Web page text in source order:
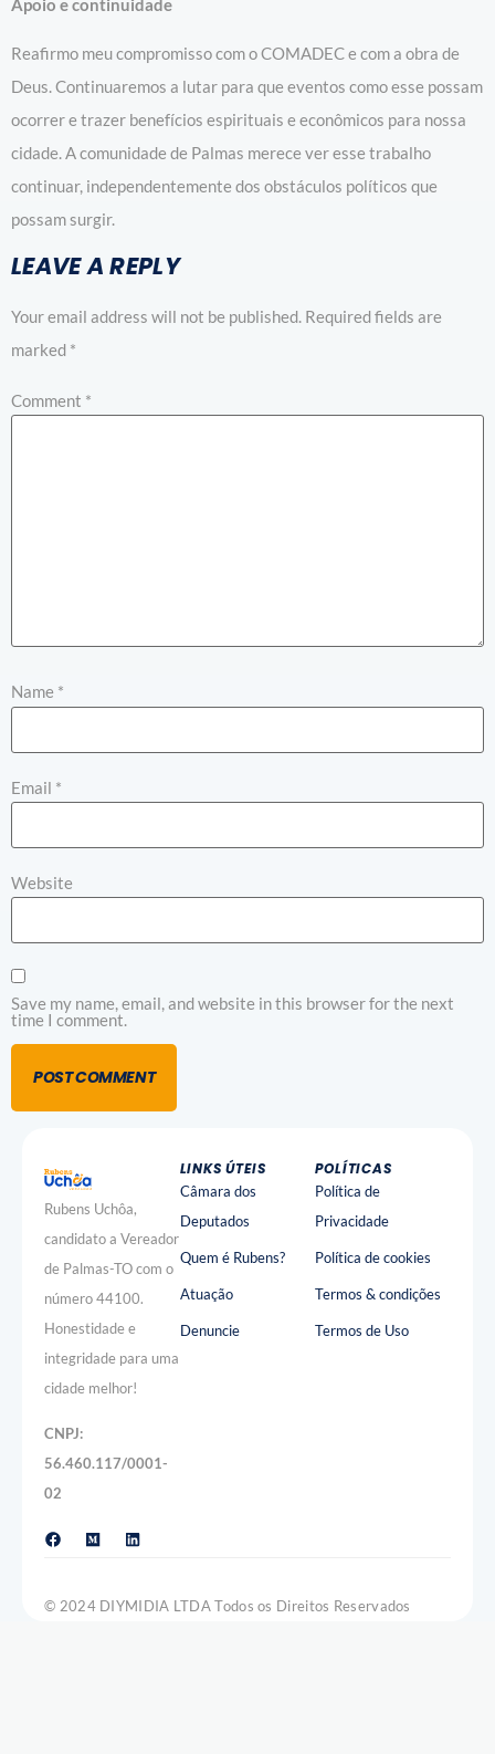
Apoio e continuidade
Reafirmo meu compromisso com o COMADEC e com a obra de
Deus. Continuaremos a lutar para que eventos como esse possam
ocorrer e trazer benefícios espirituais e econômicos para nossa
cidade. A comunidade de Palmas merece ver esse trabalho
continuar, independentemente dos obstáculos políticos que
possam surgir.
LEAVE A REPLY
Your email address will not be published. Required fields are
marked *
Comment *
Name *
Email *
Website
Save my name, email, and website in this browser for the next
time I comment.
Rubens Uchôa,
candidato a Vereador
de Palmas-TO com o
número 44100.
Honestidade e
integridade para uma
cidade melhor!
CNPJ:
56.460.117/0001-
02
LINKS ÚTEIS
Câmara dos
Deputados
Quem é Rubens?
Atuação
Denuncie
POLÍTICAS
Política de
Privacidade
Política de cookies
Termos & condições
Termos de Uso
© 2024 DIYMIDIA LTDA Todos os Direitos Reservados